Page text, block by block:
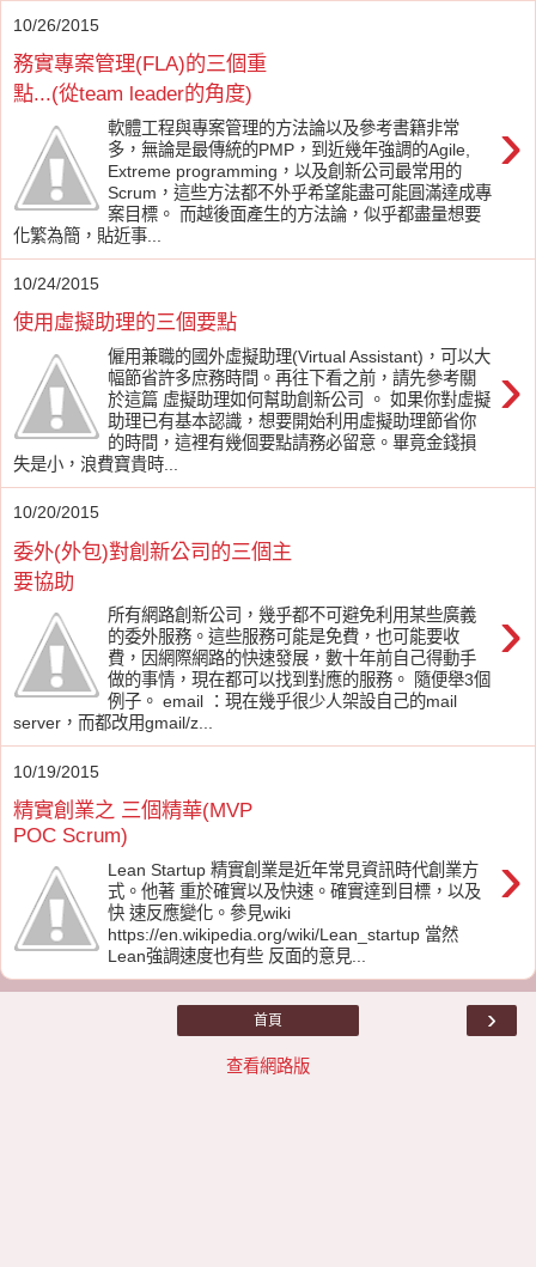
10/26/2015
務實專案管理(FLA)的三個重
點...(從team leader的角度)
›
軟體工程與專案管理的方法論以及參考書籍非常
多，無論是最傳統的PMP，到近幾年強調的Agile,
Extreme programming，以及創新公司最常用的
Scrum，這些方法都不外乎希望能盡可能圓滿達成專
案目標。 而越後面產生的方法論，似乎都盡量想要
化繁為簡，貼近事...
10/24/2015
使用虛擬助理的三個要點
›
僱用兼職的國外虛擬助理(Virtual Assistant)，可以大
幅節省許多庶務時間。再往下看之前，請先參考關
於這篇 虛擬助理如何幫助創新公司 。 如果你對虛擬
助理已有基本認識，想要開始利用虛擬助理節省你
的時間，這裡有幾個要點請務必留意。畢竟金錢損
失是小，浪費寶貴時...
10/20/2015
委外(外包)對創新公司的三個主
要協助
›
所有網路創新公司，幾乎都不可避免利用某些廣義
的委外服務。這些服務可能是免費，也可能要收
費，因網際網路的快速發展，數十年前自己得動手
做的事情，現在都可以找到對應的服務。 隨便舉3個
例子。 email ：現在幾乎很少人架設自己的mail
server，而都改用gmail/z...
10/19/2015
精實創業之 三個精華(MVP
POC Scrum)
›
Lean Startup 精實創業是近年常見資訊時代創業方
式。他著 重於確實以及快速。確實達到目標，以及
快 速反應變化。參見wiki
https://en.wikipedia.org/wiki/Lean_startup 當然
Lean強調速度也有些 反面的意見...
›
首頁
查看網路版